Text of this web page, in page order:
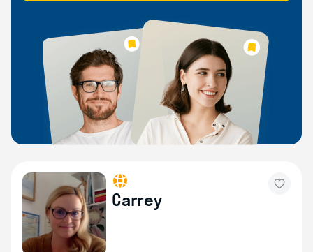
Carrey